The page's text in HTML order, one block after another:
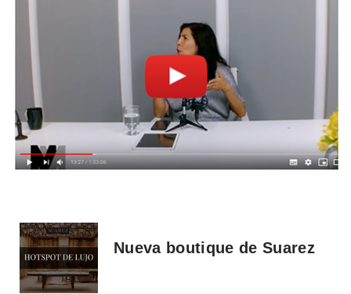
Nueva boutique de Suarez